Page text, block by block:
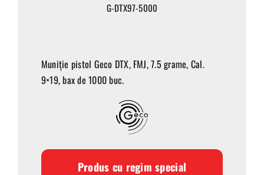
G-DTX97-5000
Muniție pistol Geco DTX, FMJ, 7.5 grame, Cal.
9×19, bax de 1000 buc.
Produs cu regim special